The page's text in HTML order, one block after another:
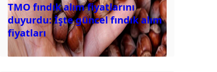
TMO fındık alım fiyatlarını
duyurdu: İşte güncel fındık alım
fiyatları